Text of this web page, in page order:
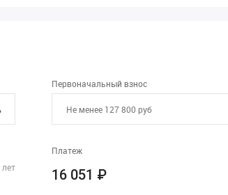
Первоначальный взнос
лет
Платеж
16 051 ₽